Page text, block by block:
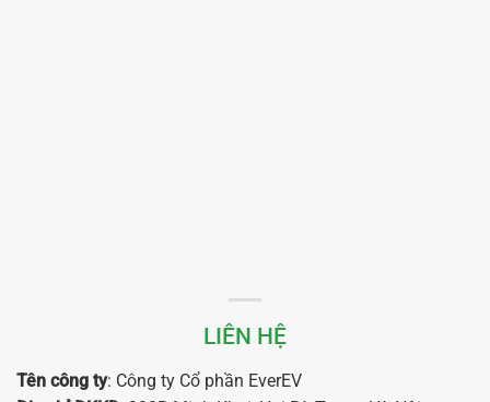
LIÊN HỆ
Tên công ty: Công ty Cổ phần EverEV